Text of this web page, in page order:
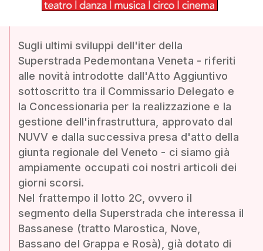
Sugli ultimi sviluppi dell'iter della
Superstrada Pedemontana Veneta - riferiti
alle novità introdotte dall'Atto Aggiuntivo
sottoscritto tra il Commissario Delegato e
la Concessionaria per la realizzazione e la
gestione dell'infrastruttura, approvato dal
NUVV e dalla successiva presa d'atto della
giunta regionale del Veneto - ci siamo già
ampiamente occupati coi nostri articoli dei
giorni scorsi.
Nel frattempo il lotto 2C, ovvero il
segmento della Superstrada che interessa il
Bassanese (tratto Marostica, Nove,
Bassano del Grappa e Rosà), già dotato di